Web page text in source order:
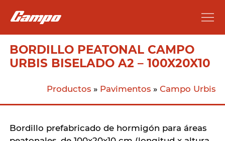
BORDILLO PEATONAL CAMPO
URBIS BISELADO A2 – 100X20X10
Productos » Pavimentos »Campo Urbis
Bordillo prefabricado de hormigón para áreas